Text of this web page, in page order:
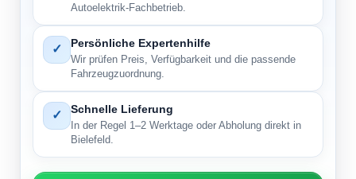
Autoelektrik-Fachbetrieb.
✓ Persönliche Expertenhilfe
Wir prüfen Preis, Verfügbarkeit und die passende
Fahrzeugzuordnung.
✓ Schnelle Lieferung
In der Regel 1–2 Werktage oder Abholung direkt in
Bielefeld.